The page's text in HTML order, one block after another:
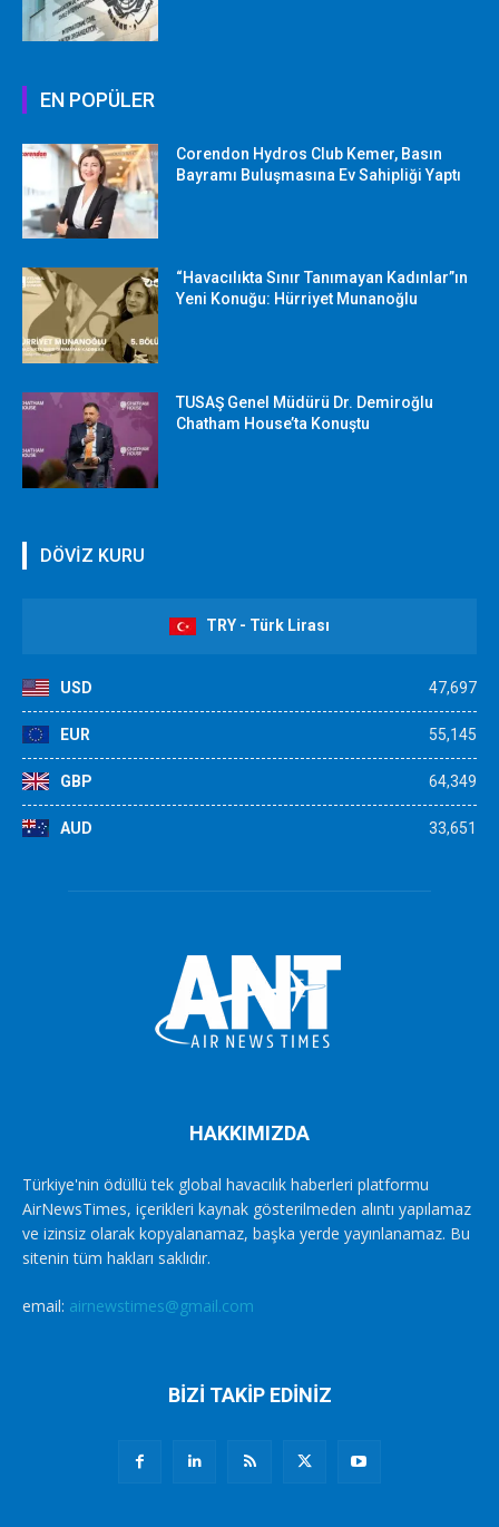
EN POPÜLER
Corendon Hydros Club Kemer, Basın
Bayramı Buluşmasına Ev Sahipliği Yaptı
“Havacılıkta Sınır Tanımayan Kadınlar”ın
Yeni Konuğu: Hürriyet Munanoğlu
TUSAŞ Genel Müdürü Dr. Demiroğlu
Chatham House’ta Konuştu
DÖVİZ KURU
TRY - Türk Lirası
USD 47,697
EUR 55,145
GBP 64,349
AUD 33,651
HAKKIMIZDA
Türkiye'nin ödüllü tek global havacılık haberleri platformu
AirNewsTimes, içerikleri kaynak gösterilmeden alıntı yapılamaz
ve izinsiz olarak kopyalanamaz, başka yerde yayınlanamaz. Bu
sitenin tüm hakları saklıdır.
email: airnewstimes@gmail.com
BİZİ TAKİP EDİNİZ